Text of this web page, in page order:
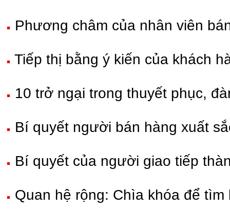
Phương châm của nhân viên
Tiếp thị bằng ý kiến của khách
10 trở ngại trong thuyết phục,
Bí quyết người bán hàng xuất
Bí quyết của người giao tiếp
Quan hệ rộng: Chìa khóa để tìm